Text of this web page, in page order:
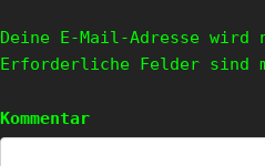
Deine E-Mail-Adresse
Erforderliche Felder sind
Kommentar